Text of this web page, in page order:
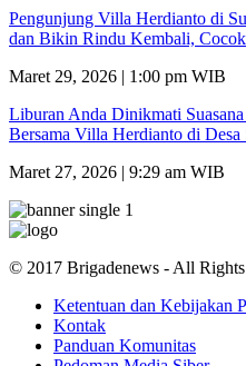
Pengunjung Villa Herdianto di
dan Bikin Rindu Kembali,
Maret 29, 2026 | 1:00 pm WIB
Liburan Anda Dinikmati
Bersama Villa Herdianto di
Maret 27, 2026 | 9:29 am WIB
© 2017 Brigadenews - All Rights
Ketentuan dan Kebijakan
Kontak
Panduan Komunitas